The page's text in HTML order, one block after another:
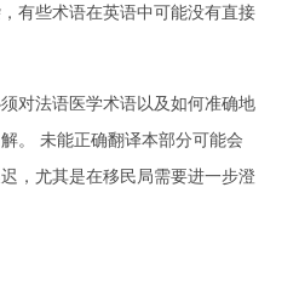
有些术语在英语中可能没有直接
对法语医学术语以及如何准确地
。 未能正确翻译本部分可能会
，尤其是在移民局需要进一步澄